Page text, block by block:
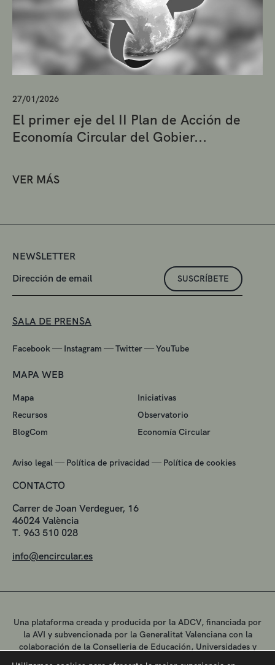
27/01/2026
El primer eje del II Plan de Acción de
Economía Circular del Gobier...
VER MÁS
NEWSLETTER
SUSCRÍBETE
SALA DE PRENSA
Facebook — Instagram —Twitter—YouTube
MAPA WEB
Mapa
Iniciativas
Recursos
Observatorio
BlogCom
Economía Circular
Aviso legal — Política de privacidad — Política de cookies
CONTACTO
Carrer de Joan Verdeguer, 16
46024 València
T. 963 510 028
info@encircular.es
Una plataforma creada y producida por la ADCV, financiada por
la AVI y subvencionada por la Generalitat Valenciana con la
colaboración de la Conselleria de Educación, Universidades y